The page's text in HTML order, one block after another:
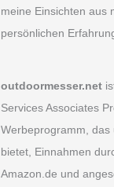
meine Einsichten aus
persönlichen
outdoormesser.net
Services Associates
Werbeprogramm, das
bietet, Einnahmen
Amazon.de und